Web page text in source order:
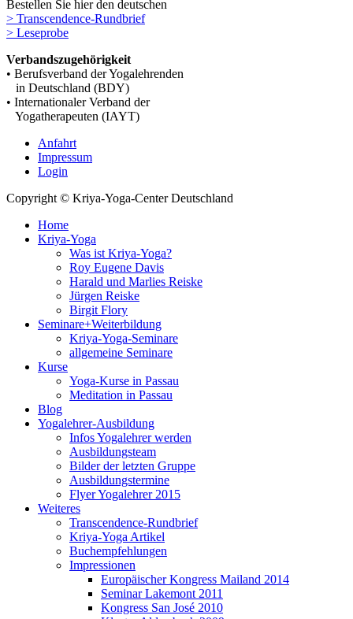
Bestellen Sie hier den deutschen
> Transcendence-Rundbrief
> Leseprobe
Verbandszugehörigkeit
• Berufsverband der Yogalehrenden
in Deutschland (BDY)
• Internationaler Verband der
Yogatherapeuten (IAYT)
Anfahrt
Impressum
Login
Copyright © Kriya-Yoga-Center Deutschland
Home
Kriya-Yoga
Was ist Kriya-Yoga?
Roy Eugene Davis
Harald und Marlies Reiske
Jürgen Reiske
Birgit Flory
Seminare+Weiterbildung
Kriya-Yoga-Seminare
allgemeine Seminare
Kurse
Yoga-Kurse in Passau
Meditation in Passau
Blog
Yogalehrer-Ausbildung
Infos Yogalehrer werden
Ausbildungsteam
Bilder der letzten Gruppe
Ausbildungstermine
Flyer Yogalehrer 2015
Weiteres
Transcendence-Rundbrief
Kriya-Yoga Artikel
Buchempfehlungen
Impressionen
Europäischer Kongress Mailand 2014
Seminar Lakemont 2011
Kongress San José 2010